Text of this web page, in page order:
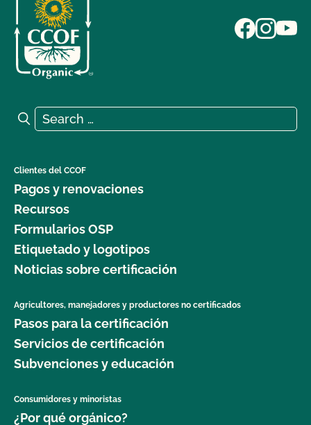
Search for:
Search
Clientes del CCOF
Pagos y renovaciones
Recursos
Formularios OSP
Etiquetado y logotipos
Noticias sobre certificación
Agricultores, manejadores y productores no certificados
Pasos para la certificación
Servicios de certificación
Subvenciones y educación
Consumidores y minoristas
¿Por qué orgánico?